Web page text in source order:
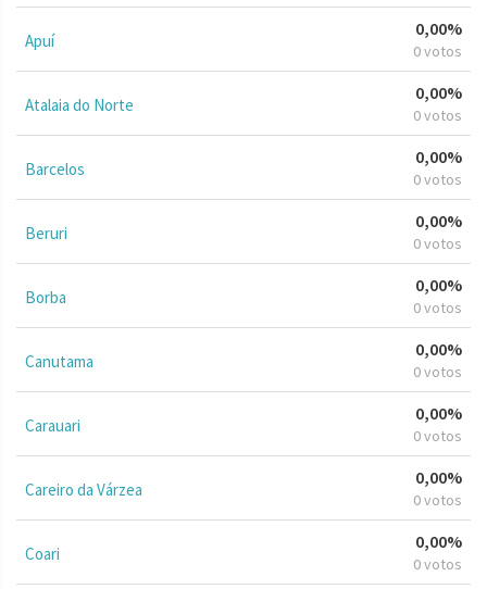
Apuí
0,00%
0 votos
Atalaia do Norte
0,00%
0 votos
Barcelos
0,00%
0 votos
Beruri
0,00%
0 votos
Borba
0,00%
0 votos
Canutama
0,00%
0 votos
Carauari
0,00%
0 votos
Careiro da Várzea
0,00%
0 votos
Coari
0,00%
0 votos